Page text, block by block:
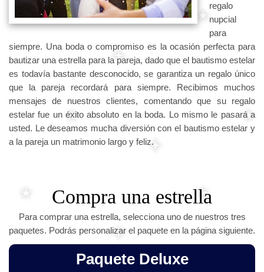
regalo
nupcial
para
siempre. Una boda o compromiso es la ocasión perfecta para
bautizar una estrella para la pareja, dado que el bautismo estelar
es todavía bastante desconocido, se garantiza un regalo único
que la pareja recordará para siempre. Recibimos muchos
mensajes de nuestros clientes, comentando que su regalo
estelar fue un éxito absoluto en la boda. Lo mismo le pasará a
usted. Le deseamos mucha diversión con el bautismo estelar y
a la pareja un matrimonio largo y feliz.
Compra una estrella
Para comprar una estrella, selecciona uno de nuestros tres
paquetes. Podrás personalizar el paquete en la página siguiente.
Paquete Deluxe